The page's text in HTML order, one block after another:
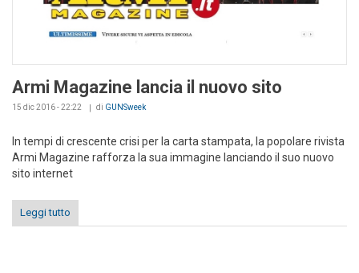
Armi Magazine lancia il nuovo sito
15 dic 2016 - 22:22 di GUNSweek
In tempi di crescente crisi per la carta stampata, la popolare rivista
Armi Magazine rafforza la sua immagine lanciando il suo nuovo
sito internet
Leggi tutto